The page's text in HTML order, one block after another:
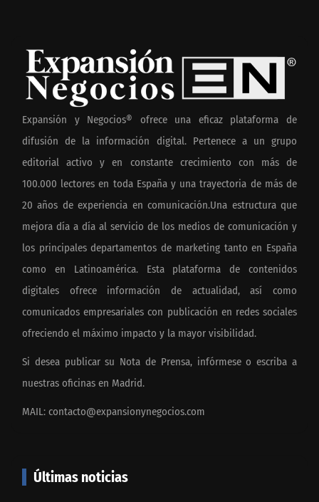
Expansión y Negocios® ofrece una eficaz plataforma de
difusión de la información digital. Pertenece a un grupo
editorial activo y en constante crecimiento con más de
100.000 lectores en toda España y una trayectoria de más de
20 años de experiencia en comunicación.Una estructura que
mejora día a día al servicio de los medios de comunicación y
los principales departamentos de marketing tanto en España
como en Latinoamérica. Esta plataforma de contenidos
digitales ofrece información de actualidad, así como
comunicados empresariales con publicación en redes sociales
ofreciendo el máximo impacto y la mayor visibilidad.
Si desea publicar su Nota de Prensa, infórmese o escriba a
nuestras oficinas en Madrid.
MAIL: contacto@expansionynegocios.com
Últimas noticias